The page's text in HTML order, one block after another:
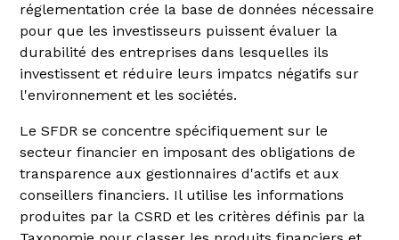
réglementation crée la base de données nécessaire
pour que les investisseurs puissent évaluer la
durabilité des entreprises dans lesquelles ils
investissent et réduire leurs impatcs négatifs sur
l'environnement et les sociétés.
Le SFDR se concentre spécifiquement sur le
secteur financier en imposant des obligations de
transparence aux gestionnaires d'actifs et aux
conseillers financiers. Il utilise les informations
produites par la CSRD et les critères définis par la